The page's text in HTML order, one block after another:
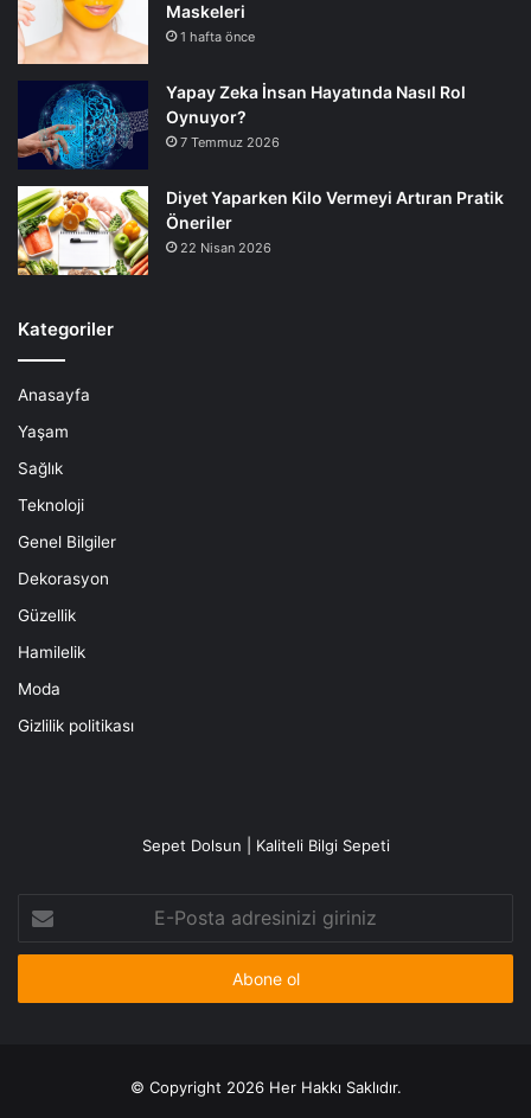
Maskeleri
1 hafta önce
Yapay Zeka İnsan Hayatında Nasıl Rol
Oynuyor?
7 Temmuz 2026
Diyet Yaparken Kilo Vermeyi Artıran Pratik
Öneriler
22 Nisan 2026
Kategoriler
Anasayfa
Yaşam
Sağlık
Teknoloji
Genel Bilgiler
Dekorasyon
Güzellik
Hamilelik
Moda
Gizlilik politikası
Sepet Dolsun | Kaliteli Bilgi Sepeti
Posta
adresinizi
© Copyright 2026 Her Hakkı Saklıdır.